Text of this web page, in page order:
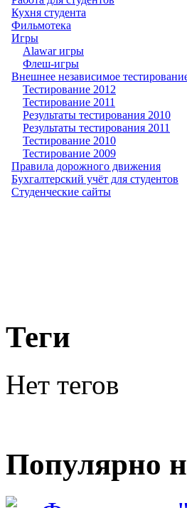
Кухня студента
Фильмотека
Игры
Alawar игры
Флеш-игры
Внешнее независимое
Тестирование 2012
Тестирование 2011
Результаты тестирования 2010
Результаты тестирования 2011
Тестирование 2010
Тестирование 2009
Правила дорожного движения
Бухгалтерский учёт для студентов
Студенческие сайты
Теги
Нет тегов
Популярно